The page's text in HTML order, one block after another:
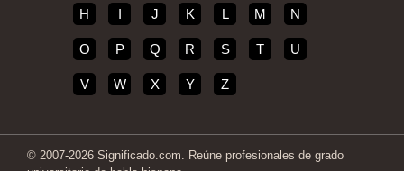
H I J K L M N
O P Q R S T U
V W X Y Z
© 2007-2026 Significado.com. Reúne profesionales de grado